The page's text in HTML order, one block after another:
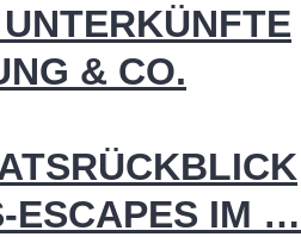
& CO.
ESCAPES IM …